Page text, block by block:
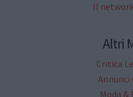
Il
Altri
Critica
Moda &